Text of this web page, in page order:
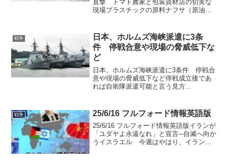
直撃 トマト農家と包装資材店の切実な
現場プラスチックの原料ナフサ（原油か
静かな打撃を与え始めている。さつま町
のトマト農家は灯油価...
戦争
日本、ホルムズ海峡派遣に3条
件 停戦合意や現場の脅威低下な
ど
日本、ホルムズ海峡派遣に3条件 停戦合
意や現場の脅威低下など停戦成立後であ
れば自衛隊派遣可能と言う見方
隊派遣を巡り、3条件を設けたことが分か
った。（1）米国とイランの停...
戦争 25/6/16 フルフォード情報英語版
25/6/16 フルフォード情報英語版イランが
「ユダヤよ永遠なれ」と宣言─自滅へ向か
うイスラエル 今週はやはり、イラン・